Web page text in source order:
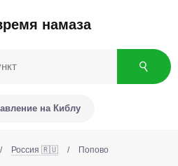
намаза
на Киблу
/ Россия 🇷🇺 / Попово